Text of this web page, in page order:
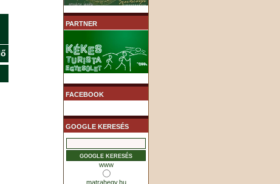
K&H SZÉP Kártya
PARTNER
FACEBOOK
GOOGLE KERESÉS
www
matrahegy.hu